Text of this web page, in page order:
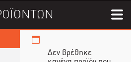
Δεν βρέθηκε